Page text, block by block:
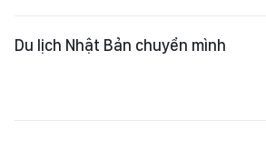
Du lịch Nhật Bản chuyển mình